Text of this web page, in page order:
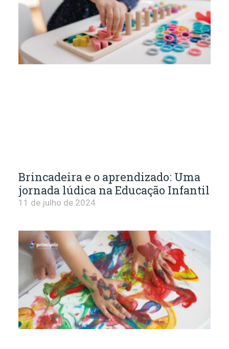
Brincadeira e o aprendizado: Uma
jornada lúdica na Educação Infantil
11 de julho de 2024